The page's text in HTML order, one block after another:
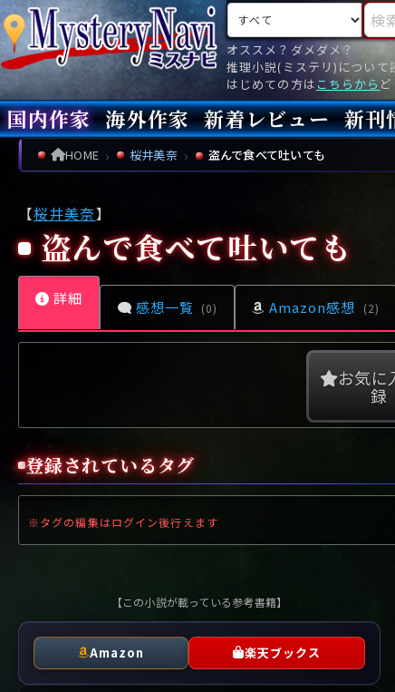
オススメ？ダメダメ？
推理小説(ミステリ)について
はじめての方は こちらから
検索対象 検索
国内作家
あ行 あ い う え
お
さ行
さ し す
そ
た行
た ち つ て
と
な行
な に ぬ ね
は行
は ひ ふ へ
ほ
ら行
ら
わ行
わ
海外作家
ア行 ア イ ウ エ
オ
サ行
シ ス
ソ
タ行
タ チ ツ
ト
ナ行
ナ ニ ヌ ネ
ノ
ハ行
ハ ヒ フ ヘ
ホ
モ
ワ行
ワ
新着レビュー 新刊
HOME 桜井美奈 盗んで食べて吐いても
【桜井美奈】
盗んで食べて吐いても
詳細 感想一覧 (0) Amazon感想 (2)
お気に
録
登録されているタグ
※タグの編集はログイン後行えます
【この小説が載っている参考書籍】
Amazon 楽天ブックス